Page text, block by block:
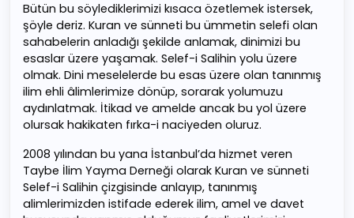
Bütün bu söylediklerimizi kısaca özetlemek istersek,
şöyle deriz. Kuran ve sünneti bu ümmetin selefi olan
sahabelerin anladığı şekilde anlamak, dinimizi bu
esaslar üzere yaşamak. Selef-i Salihin yolu üzere
olmak. Dini meselelerde bu esas üzere olan tanınmış
ilim ehli âlimlerimize dönüp, sorarak yolumuzu
aydınlatmak. İtikad ve amelde ancak bu yol üzere
olursak hakikaten fırka-i naciyeden oluruz.
2008 yılından bu yana İstanbul’da hizmet veren
Taybe İlim Yayma Derneği olarak Kuran ve sünneti
Selef-i Salihin çizgisinde anlayıp, tanınmış
alimlerimizden istifade ederek ilim, amel ve davet